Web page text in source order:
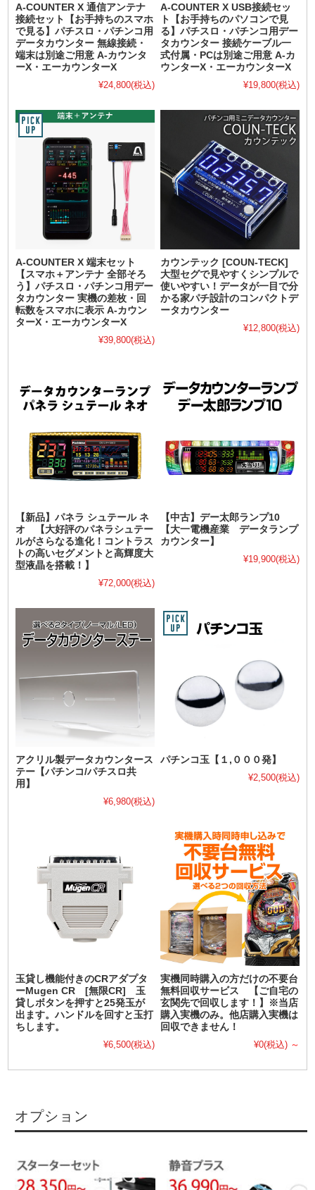
A-COUNTER X 通信アンテナ
接続セット【お手持ちのスマホ
で見る】パチスロ・パチンコ用
データカウンター 無線接続・
端末は別途ご用意 A-カウンタ
ーX・エーカウンターX
¥24,800(税込)
A-COUNTER X USB接続セッ
ト【お手持ちのパソコンで見
る】パチスロ・パチンコ用デー
タカウンター 接続ケーブル一
式付属・PCは別途ご用意 A-カ
ウンターX・エーカウンターX
¥19,800(税込)
A-COUNTER X 端末セット
【スマホ＋アンテナ 全部そろ
う】パチスロ・パチンコ用デー
タカウンター 実機の差枚・回
転数をスマホに表示 A-カウン
ターX・エーカウンターX
¥39,800(税込)
カウンテック [COUN-TECK]
大型セグで見やすくシンプルで
使いやすい！データが一目で分
かる家パチ設計のコンパクトデ
ータカウンター
¥12,800(税込)
【新品】パネラ シュテール ネ
オ 【大好評のパネラシュテー
ルがさらなる進化！コントラス
トの高いセグメントと高輝度大
型液晶を搭載！】
¥72,000(税込)
【中古】デー太郎ランプ10
【大一電機産業 データランプ
カウンター】
¥19,900(税込)
アクリル製データカウンタース
テー【パチンコ/パチスロ共
用】
¥6,980(税込)
パチンコ玉【１,０００発】
¥2,500(税込)
玉貸し機能付きのCRアダプタ
ーMugen CR [無限CR] 玉
貸しボタンを押すと25発玉が
出ます。ハンドルを回すと玉打
ちします。
¥6,500(税込)
実機同時購入の方だけの不要台
無料回収サービス 【ご自宅の
玄関先で回収します！】※当店
購入実機のみ。他店購入実機は
回収できません！
¥0(税込) ～
オプション